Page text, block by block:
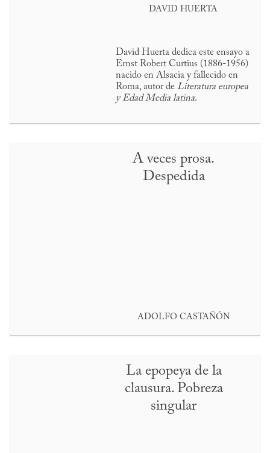
DAVID HUERTA
David Huerta dedica este ensayo a
Ernst Robert Curtius (1886-1956)
nacido en Alsacia y fallecido en
Roma, autor de Literatura europea
y Edad Media latina.
A veces prosa.
Despedida
ADOLFO CASTAÑÓN
La epopeya de la
clausura. Pobreza
singular